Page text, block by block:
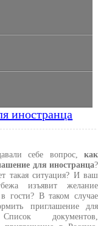
иностранца
себе вопрос,как
для иностранца?
такая ситуация? И ваш
изъявит желание
гости? В таком случае
приглашение для
документов,